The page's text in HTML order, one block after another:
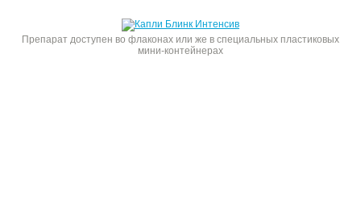
Препарат доступен во флаконах или же в специальных пластиковых
мини-контейнерах